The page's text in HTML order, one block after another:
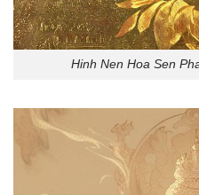
Hinh Nen Hoa Sen